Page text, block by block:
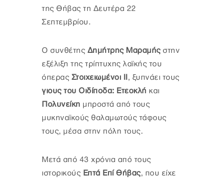
της Θήβας τη Δευτέρα 22
Σεπτεμβρίου.
Ο συνθέτης Δημήτρης Μαραμής στην
εξέλιξη της τρίπτυχης λαϊκής του
όπερας Στοιχειωμένοι ΙΙ , ξυπνάει τους
γιους του Οιδίποδα: Ετεοκλή και
Πολυνείκη μπροστά από τους
μυκηναϊκούς θαλαμωτούς τάφους
τους, μέσα στην πόλη τους.
Μετά από 43 χρόνια από τους
ιστορικούς Επτά Επί Θήβας, που είχε